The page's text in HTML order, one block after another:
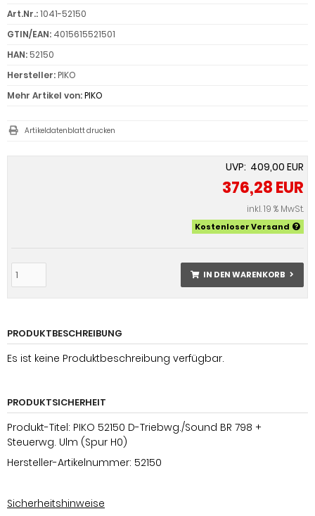
UVP: 409,00 EUR
376,28 EUR
inkl. 19 % MwSt.
Kostenloser Versand
IN DEN WARENKORB
Art.Nr.:1041-52150
GTIN/EAN: 4015615521501
HAN:52150
Hersteller:PIKO
Mehr Artikel von:PIKO
Artikeldatenblatt drucken
PRODUKTBESCHREIBUNG
Es ist keine Produktbeschreibung verfügbar.
PRODUKTSICHERHEIT
Produkt-Titel: PIKO 52150 D-Triebwg./Sound BR 798 +
Steuerwg. Ulm (Spur H0)
Hersteller-Artikelnummer: 52150
Sicherheitshinweise